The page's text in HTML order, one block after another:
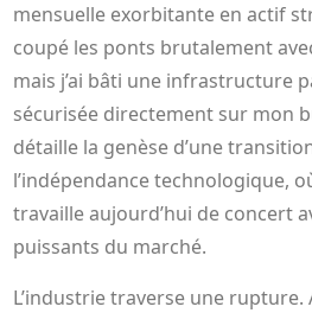
mensuelle exorbitante en actif
coupé les ponts brutalement
mais j’ai bâti une infrastructure
sécurisée directement sur mon
détaille la genèse d’une
l’indépendance technologique,
travaille aujourd’hui de concert
puissants du marché.
L’industrie traverse une